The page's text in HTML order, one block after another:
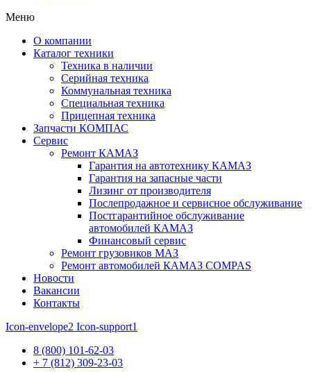
Меню
О компании
Каталог техники
Техника в наличии
Серийная техника
Коммунальная техника
Специальная техника
Прицепная техника
Запчасти КОМПАС
Сервис
Ремонт КАМАЗ
Гарантия на автотехнику КАМАЗ
Гарантия на запасные части
Лизинг от производителя
Послепродажное и сервисное обслуживание
Постгарантийное обслуживание
автомобилей КАМАЗ
Финансовый сервис
Ремонт грузовиков МАЗ
Ремонт автомобилей КАМАЗ COMPAS
Новости
Вакансии
Контакты
Icon-envelope2 Icon-support1
8 (800) 101-62-03
+ 7 (812) 309-23-03